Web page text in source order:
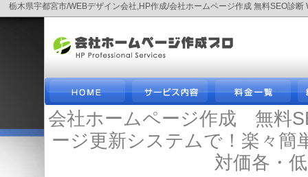
栃木県宇都宮市/WEBデザイン会社,HP作成/会社ホームページ作成 無料SEO
会社ホームページ作成 無料
ージ更新システムで！楽々簡
対価各・